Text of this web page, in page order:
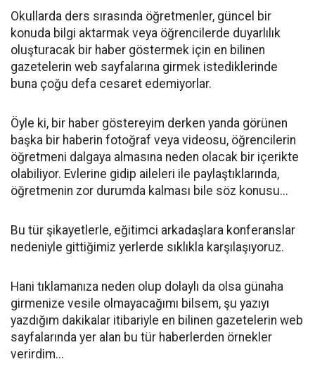
Okullarda ders sırasında öğretmenler, güncel bir
konuda bilgi aktarmak veya öğrencilerde duyarlılık
oluşturacak bir haber göstermek için en bilinen
gazetelerin web sayfalarına girmek istediklerinde
buna çoğu defa cesaret edemiyorlar.
Öyle ki, bir haber göstereyim derken yanda görünen
başka bir haberin fotoğraf veya videosu, öğrencilerin
öğretmeni dalgaya almasına neden olacak bir içerikte
olabiliyor. Evlerine gidip aileleri ile paylaştıklarında,
öğretmenin zor durumda kalması bile söz konusu...
Bu tür şikayetlerle, eğitimci arkadaşlara konferanslar
nedeniyle gittiğimiz yerlerde sıklıkla karşılaşıyoruz.
Hani tıklamanıza neden olup dolaylı da olsa günaha
girmenize vesile olmayacağımı bilsem, şu yazıyı
yazdığım dakikalar itibariyle en bilinen gazetelerin web
sayfalarında yer alan bu tür haberlerden örnekler
verirdim...